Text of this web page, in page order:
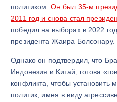
политиком. Он был 35-м
2011 год и снова стал
победил на выборах в 2022
президента Жаира Болсонару.
Однако он подтвердил, что
Индонезия и Китай, готова
конфликта, чтобы
политик, имея в виду